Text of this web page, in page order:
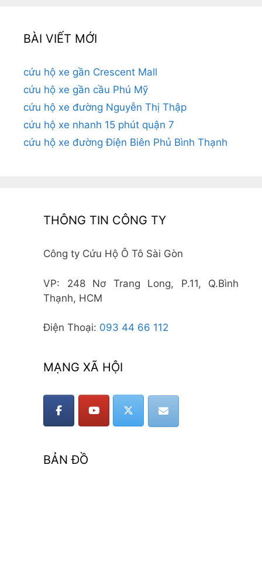
BÀI VIẾT MỚI
cứu hộ xe gần Crescent Mall
cứu hộ xe gần cầu Phú Mỹ
cứu hộ xe đường Nguyễn Thị Thập
cứu hộ xe nhanh 15 phút quận 7
cứu hộ xe đường Điện Biên Phủ Bình Thạnh
THÔNG TIN CÔNG TY
Công ty Cứu Hộ Ô Tô Sài Gòn
VP: 248 Nơ Trang Long, P.11, Q.Bình
Thạnh, HCM
Điện Thoại: 093 44 66 112
MẠNG XÃ HỘI
BẢN ĐỒ